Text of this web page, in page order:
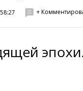
+